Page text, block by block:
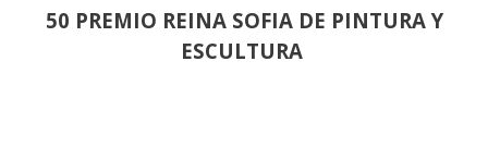
50 PREMIO REINA SOFIA DE PINTURA Y
ESCULTURA